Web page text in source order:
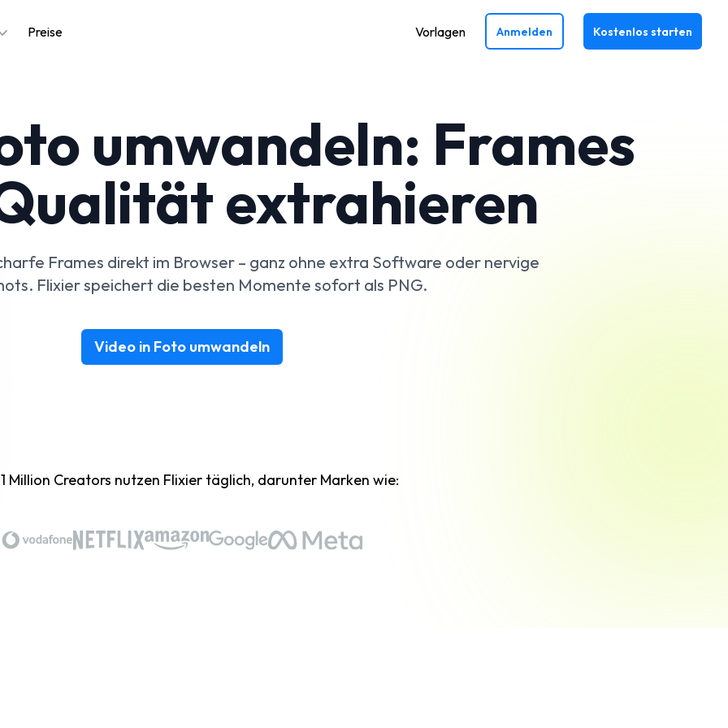
Preise Vorlagen Anmelden Kostenlos starten
umwandeln: Frames
extrahieren
Frames direkt im Browser – ganz ohne extra Software oder nervige
Flixier speichert die besten Momente sofort als PNG.
Video in Foto umwandeln
Million Creators nutzen Flixier täglich, darunter Marken wie: